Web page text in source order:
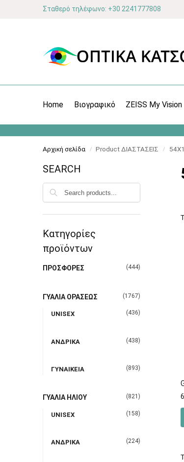
Σταθερό τηλέφωνο: +30 2241777808
Home Βιογραφικό ZEISS My
Αρχική σελίδα / Product ΔΙΑΣΤΑΣΕΙΣ /
SEARCH
Κατηγορίες
προϊόντων
ΠΡΟΣΦΟΡΕΣ (444)
ΓΥΑΛΙΑ ΟΡΑΣΕΩΣ (1767)
UNISEX (436)
ΑΝΔΡΙΚΑ (438)
ΓΥΝΑΙΚΕΙΑ (893)
ΓΥΑΛΙΑ ΗΛΙΟΥ (821)
UNISEX (158)
ΑΝΔΡΙΚΑ (224)